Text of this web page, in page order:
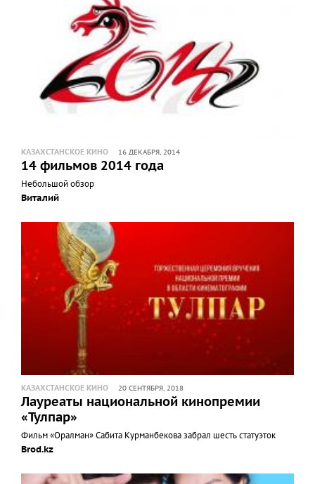
КАЗАХСТАНСКОЕ КИНО 16 ДЕКАБРЯ, 2014
14 фильмов 2014 года
Небольшой обзор
Виталий
КАЗАХСТАНСКОЕ КИНО 20 СЕНТЯБРЯ, 2018
Лауреаты национальной кинопремии
«Тулпар»
Фильм «Оралман» Сабита Курманбекова забрал шесть статуэток
Brod.kz